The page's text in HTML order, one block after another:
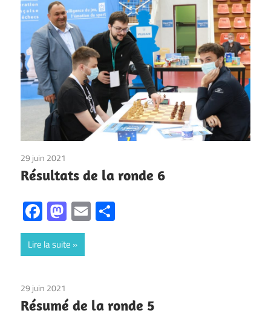
29 juin 2021
Résultats de la ronde 6
Facebook
Mastodon
Email
Lire la suite
29 juin 2021
Résumé de la ronde 5